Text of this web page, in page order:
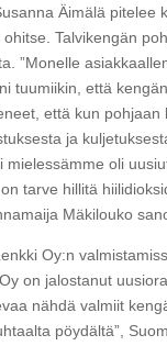
Äimälä pitelee
Talvikengän
”Monelle
tuumiikin, että
että kun
ja
mielessämme oli
tarve hillitä
Mäkilouko
Oy:n
on jalostanut
nähdä valmiit
pöydältä”,